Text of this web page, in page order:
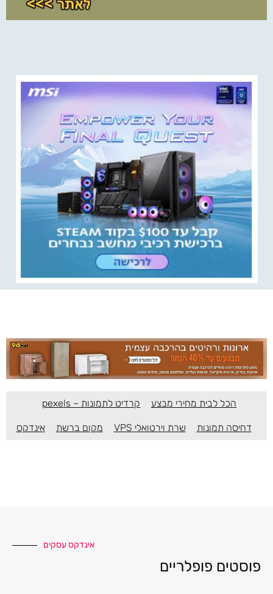
הכל לבית מחירי מבצע קרדיט לתמונות – pexels
דחיסה תמונות שרת וירטואלי VPS מקום ברשת אינדקס
אינדקס עסקים
פוסטים פופלריים